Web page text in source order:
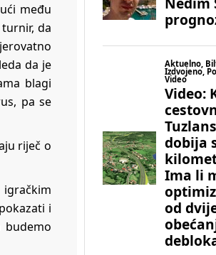
među
da
da je
blagi
pa se
riječ o
i